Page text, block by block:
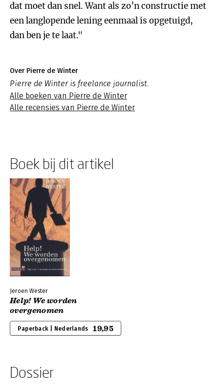
dat moet dan snel. Want als zo’n constructie met
een langlopende lening eenmaal is opgetuigd,
dan ben je te laat."
Over Pierre de Winter
Pierre de Winter is freelance journalist.
Alle boeken van Pierre de Winter
Alle recensies van Pierre de Winter
Boek bij dit artikel
Jeroen Wester
Help! We worden
overgenomen
Paperback | Nederlands 19,95
Dossier